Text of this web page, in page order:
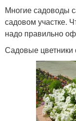
Многие садоводы
садовом участке.
надо правильно
Садовые цветники